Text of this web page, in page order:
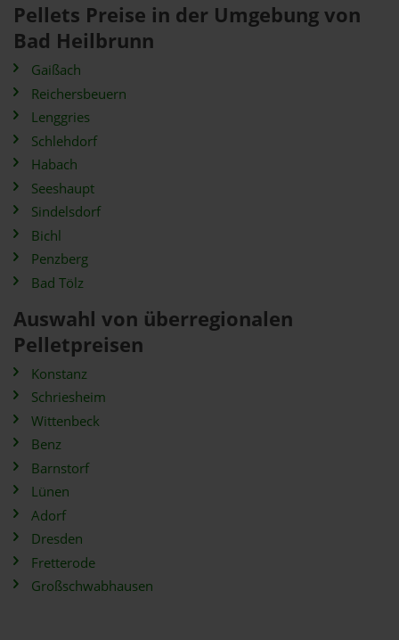
Pellets Preise in der Umgebung von
Bad Heilbrunn
Gaißach
Reichersbeuern
Lenggries
Schlehdorf
Habach
Seeshaupt
Sindelsdorf
Bichl
Penzberg
Bad Tölz
Auswahl von überregionalen
Pelletpreisen
Konstanz
Schriesheim
Wittenbeck
Benz
Barnstorf
Lünen
Adorf
Dresden
Fretterode
Großschwabhausen